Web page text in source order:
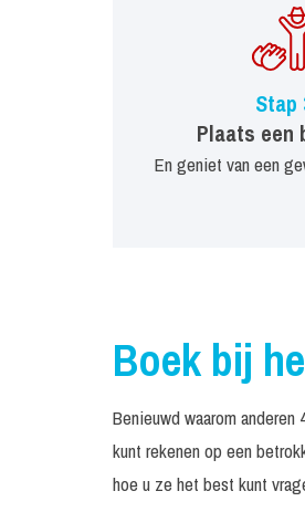
Stap
Plaats een
En geniet van een
Boek bij
Benieuwd waarom
kunt rekenen op een
hoe u ze het best kunt